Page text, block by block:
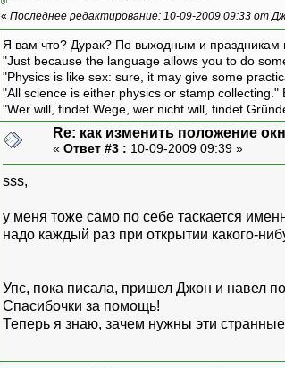
« Последнее редактирование: 10-09-2009 09:33 от
Я вам что? Дурак? По выходным и
"Just because the language allows you to do
"Physics is like sex: sure, it may give some
"All science is either physics or stamp collecting."
"Wer will, findet Wege, wer nicht will, findet
Re: как изменить положение
« Ответ #3 : 10-09-2009 09:39 »
sss,
у меня тоже само по себе таскается
надо каждый раз при открытии какого-
Упс, пока писала, пришел Джон и навел
Спасибочки за помощь!
Теперь я знаю, зачем нужны эти странные